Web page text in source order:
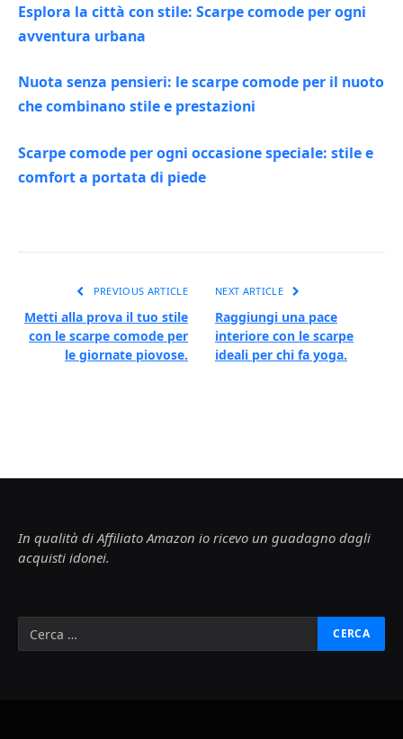
Esplora la città con stile: Scarpe comode per ogni
avventura urbana
Nuota senza pensieri: le scarpe comode per il nuoto
che combinano stile e prestazioni
Scarpe comode per ogni occasione speciale: stile e
comfort a portata di piede
PREVIOUS ARTICLE
Metti alla prova il tuo stile
con le scarpe comode per
le giornate piovose.
NEXT ARTICLE
Raggiungi una pace
interiore con le scarpe
ideali per chi fa yoga.
In qualità di Affiliato Amazon io ricevo un guadagno dagli
acquisti idonei.